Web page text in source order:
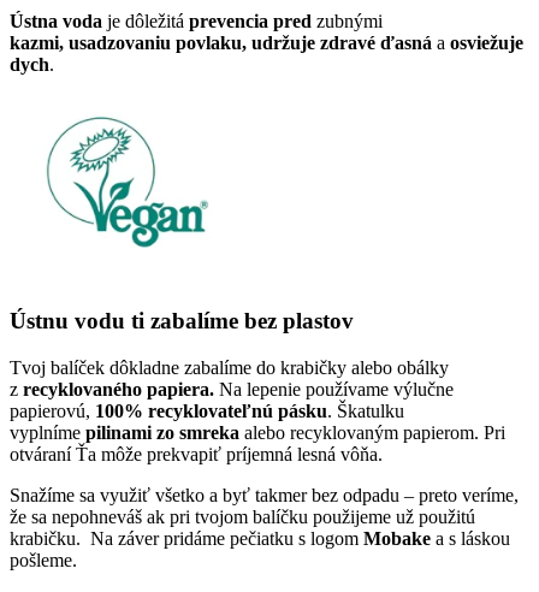
Ústna voda je dôležitá prevencia pred zubnými
kazmi, usadzovaniu povlaku, udržuje zdravé ďasná a osviežuje
dych.
Ústnu vodu ti zabalíme bez plastov
Tvoj balíček dôkladne zabalíme do krabičky alebo obálky
z recyklovaného papiera. Na lepenie používame výlučne
papierovú, 100% recyklovateľnú pásku. Škatulku
vyplníme pilinami zo smreka alebo recyklovaným papierom. Pri
otváraní Ťa môže prekvapiť príjemná lesná vôňa.
Snažíme sa využiť všetko a byť takmer bez odpadu – preto veríme,
že sa nepohneváš ak pri tvojom balíčku použijeme už použitú
krabičku. Na záver pridáme pečiatku s logom Mobake a s láskou
pošleme.